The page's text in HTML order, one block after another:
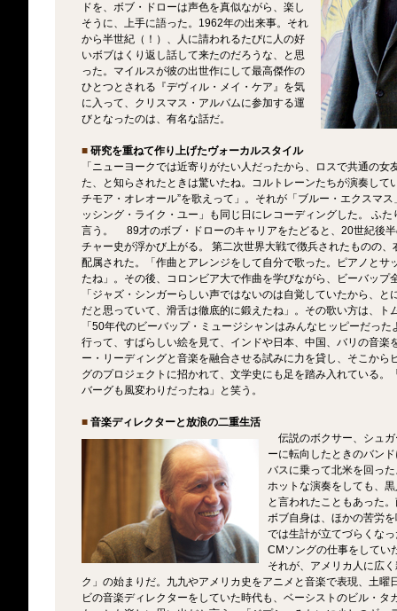
ドを、ボブ・ドローは声色を真似ながら、楽し
そうに、上手に語った。1962年の出来事。それ
から半世紀（！）、人に請われるたびに人の好
いボブはくり返し話して来たのだろうな、と思
った。マイルスが彼の出世作にして最高傑作の
ひとつとされる『デヴィル・メイ・ケア』を気
に入って、クリスマス・アルバムに参加する運
びとなったのは、有名な話だ。
■ 研究を重ねて作り上げたヴォーカルスタイル
「ニューヨークでは近寄りがたい人だったから、ロスで共通の
た、と知らされたときは驚いたね。コルトレーンたちが演奏して
チモア・オレオール”を歌えって」。それが「ブルー・エクスマ
ッシング・ライク・ユー」も同じ日にレコーディングした。 ふ
言う。 89才のボブ・ドローのキャリアをたどると、20世紀後
チャー史が浮かび上がる。 第二次世界大戦で徴兵されたものの
配属された。「作曲とアレンジをして自分で歌った。ピアノとサ
たね」。その後、コロンビア大で作曲を学びながら、ビーバップ
「ジャズ・シンガーらしい声ではないのは自覚していたから、
だと思っていて、滑舌は徹底的に鍛えたね」。その歌い方は、ト
「50年代のビーバップ・ミュージシャンはみんなヒッピーだっ
行って、すばらしい絵を見て、インドや日本、中国、バリの音
ー・リーディングと音楽を融合させる試みに力を貸し、そこから
グのプロジェクトに招かれて、文学史にも足を踏み入れている。
バーグも風変わりだったね」と笑う。
■ 音楽ディレクターと放浪の二重生活
伝説のボクサー、シュ
ーに転向したときのバン
バスに乗って北米を回っ
ホットな演奏をしても、
と言われたこともあった
ボブ自身は、ほかの苦労
では生計が立てづらくな
CMソングの仕事をしてい
それが、アメリカ人に広
ク」の始まりだ。九九やアメリカ史をアニメと音楽で表現、土曜
ビの音楽ディレクターをしていた時代も、ベーシストのビル・タ